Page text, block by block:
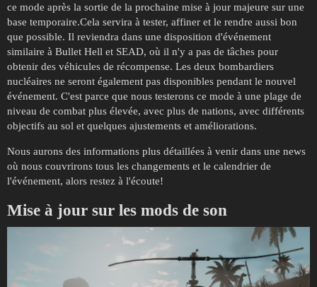
ce mode après la sortie de la prochaine mise à jour majeure sur une
base temporaire.Cela servira à tester, affiner et le rendre aussi bon
que possible. Il reviendra dans une disposition d'événement
similaire à Bullet Hell et SEAD, où il n'y a pas de tâches pour
obtenir des véhicules de récompense. Les deux bombardiers
nucléaires ne seront également pas disponibles pendant le nouvel
événement. C'est parce que nous testerons ce mode à une plage de
niveau de combat plus élevée, avec plus de nations, avec différents
objectifs au sol et quelques ajustements et améliorations.
Nous aurons des informations plus détaillées à venir dans une news
où nous couvrirons tous les changements et le calendrier de
l'événement, alors restez à l'écoute!
Mise à jour sur les mods de son